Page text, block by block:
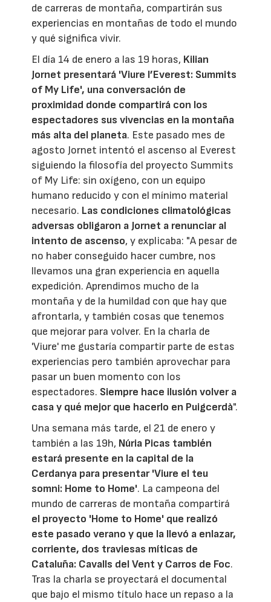
de carreras de montaña, compartirán sus
experiencias en montañas de todo el mundo
y qué significa vivir.
El día 14 de enero a las 19 horas, Kilian
Jornet presentará 'Viure l’Everest: Summits
of My Life', una conversación de
proximidad donde compartirá con los
espectadores sus vivencias en la montaña
más alta del planeta. Este pasado mes de
agosto Jornet intentó el ascenso al Everest
siguiendo la filosofía del proyecto Summits
of My Life: sin oxígeno, con un equipo
humano reducido y con el mínimo material
necesario. Las condiciones climatológicas
adversas obligaron a Jornet a renunciar al
intento de ascenso, y explicaba: "A pesar de
no haber conseguido hacer cumbre, nos
llevamos una gran experiencia en aquella
expedición. Aprendimos mucho de la
montaña y de la humildad con que hay que
afrontarla, y también cosas que tenemos
que mejorar para volver. En la charla de
'Viure' me gustaría compartir parte de estas
experiencias pero también aprovechar para
pasar un buen momento con los
espectadores. Siempre hace ilusión volver a
casa y qué mejor que hacerlo en Puigcerdà".
Una semana más tarde, el 21 de enero y
también a las 19h, Núria Picas también
estará presente en la capital de la
Cerdanya para presentar 'Viure el teu
somni: Home to Home'. La campeona del
mundo de carreras de montaña compartirá
el proyecto 'Home to Home' que realizó
este pasado verano y que la llevó a enlazar,
corriente, dos traviesas míticas de
Cataluña: Cavalls del Vent y Carros de Foc.
Tras la charla se proyectará el documental
que bajo el mismo título hace un repaso a la